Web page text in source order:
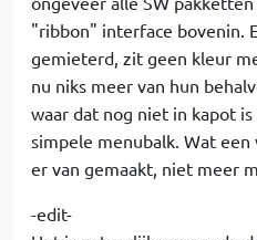
"ribbon" interface bovenin.
gemieterd, zit geen kleur
nu niks meer van hun
waar dat nog niet in kapot
simpele menubalk. Wat
er van gemaakt, niet meer
-edit-